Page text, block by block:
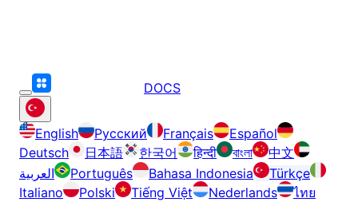
DOCS
English Русский Français
Español
Deutsch
日本語 한국어 हिन्दी বাংলা
中文
العربية
Português Bahasa Indonesia
Türkçe
Italiano
Polski Tiếng Việt Nederlands
ไทย